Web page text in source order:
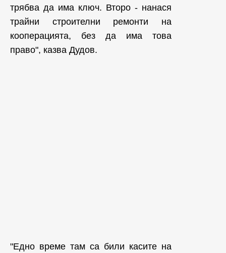
трябва да има ключ. Второ - нанася
трайни строителни ремонти на
кооперацията, без да има това
право", казва Дудов.
"Едно време там са били касите на